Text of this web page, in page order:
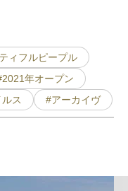
ィフルピープル
年オープン
ス #アーカイヴ